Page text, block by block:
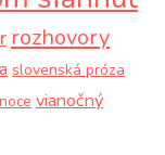
rozhovory
slovenská próza
vianočný